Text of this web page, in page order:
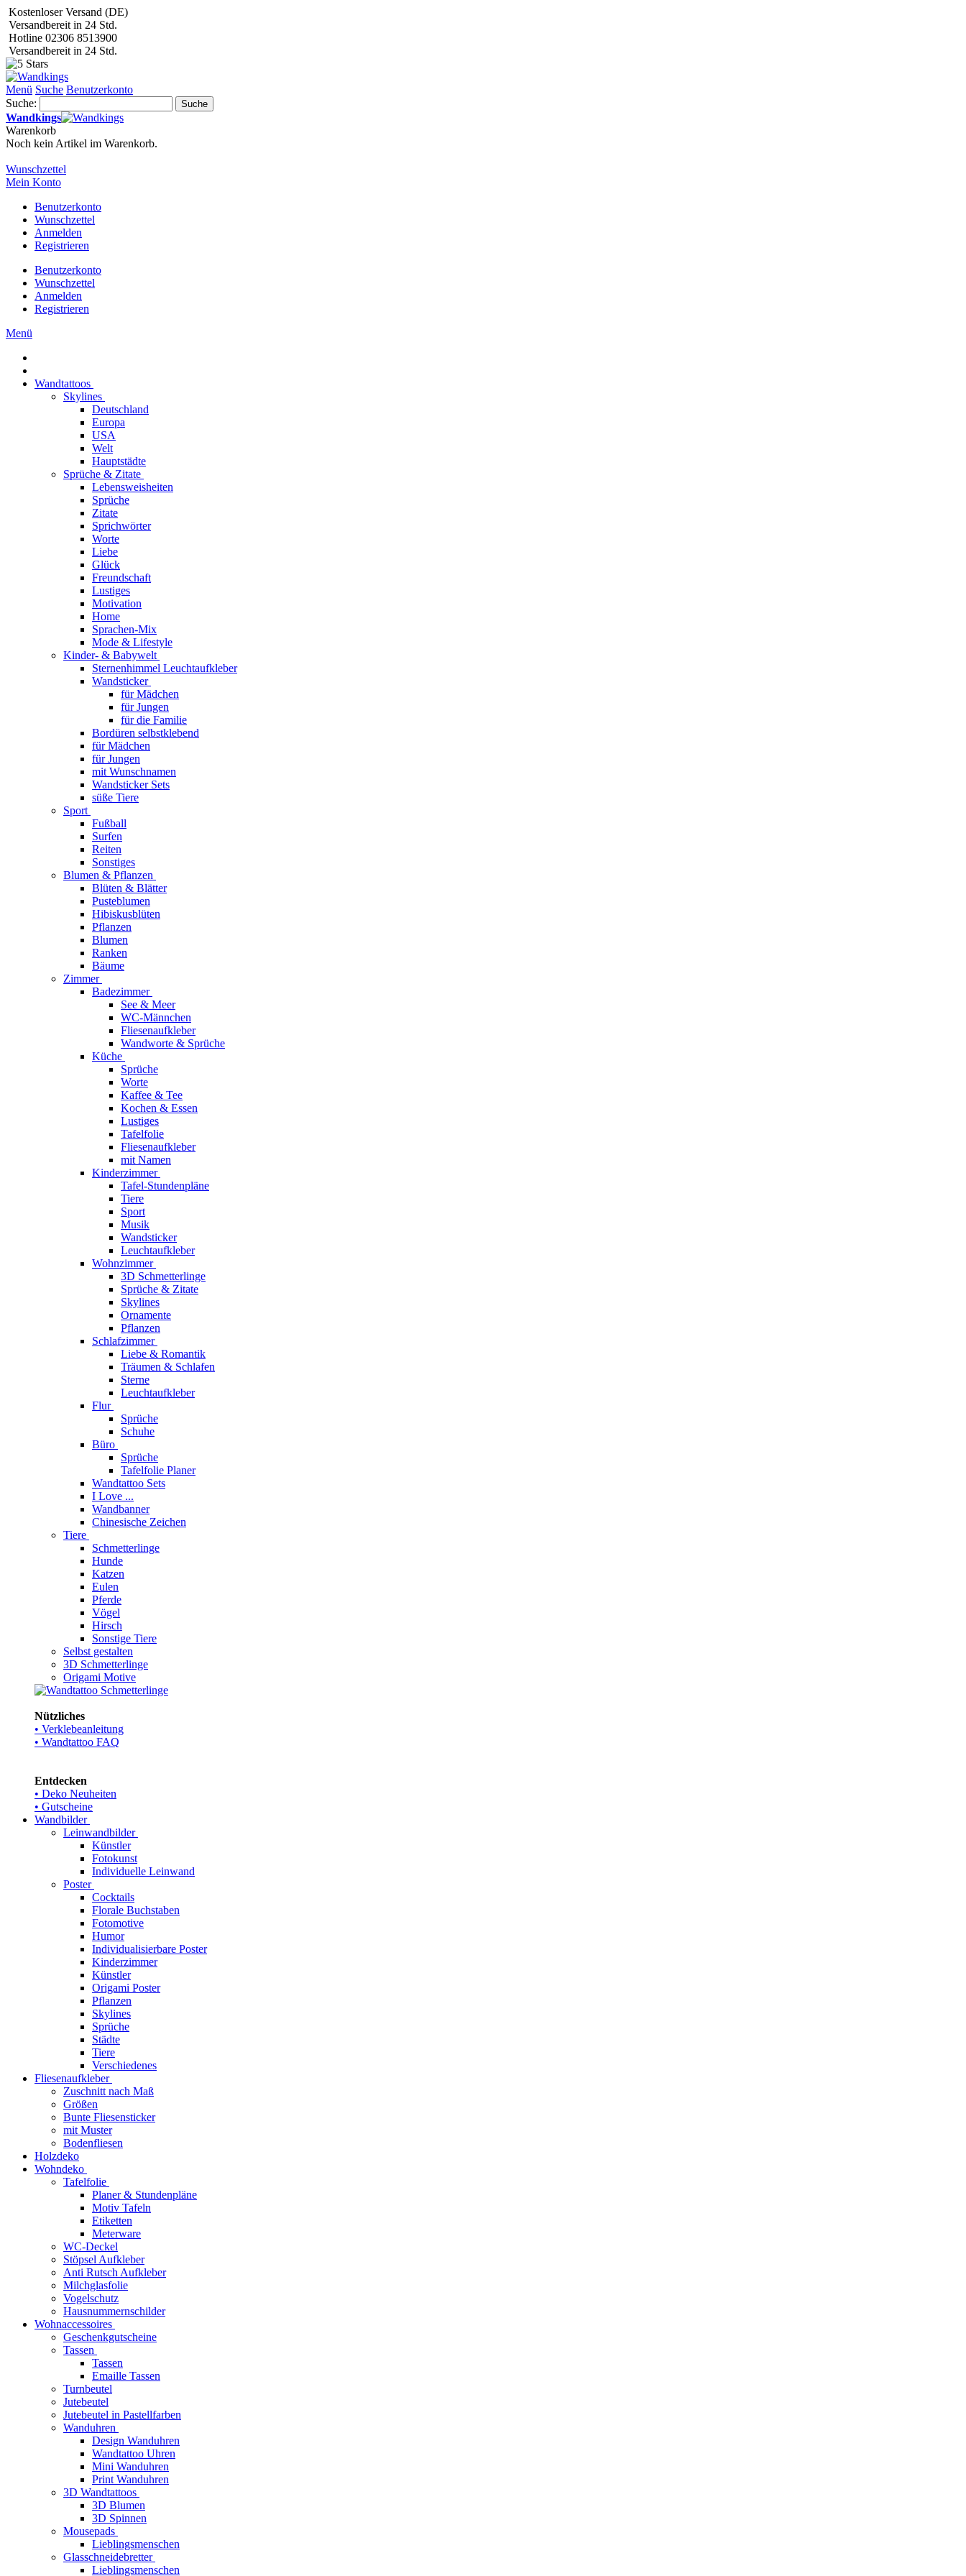
Kostenloser Versand (DE)
Versandbereit in 24 Std.
Hotline 02306 8513900
Versandbereit in 24 Std.
Menü Suche Benutzerkonto
Suche:
Suche
Wandkings
Warenkorb
Noch kein Artikel im Warenkorb.
Wunschzettel
Mein Konto
Benutzerkonto
Wunschzettel
Anmelden
Registrieren
Benutzerkonto
Wunschzettel
Anmelden
Registrieren
Menü
Wandtattoos
Skylines
Deutschland
Europa
USA
Welt
Hauptstädte
Sprüche & Zitate
Lebensweisheiten
Sprüche
Zitate
Sprichwörter
Worte
Liebe
Glück
Freundschaft
Lustiges
Motivation
Home
Sprachen-Mix
Mode & Lifestyle
Kinder- & Babywelt
Sternenhimmel Leuchtaufkleber
Wandsticker
für Mädchen
für Jungen
für die Familie
Bordüren selbstklebend
für Mädchen
für Jungen
mit Wunschnamen
Wandsticker Sets
süße Tiere
Sport
Fußball
Surfen
Reiten
Sonstiges
Blumen & Pflanzen
Blüten & Blätter
Pusteblumen
Hibiskusblüten
Pflanzen
Blumen
Ranken
Bäume
Zimmer
Badezimmer
See & Meer
WC-Männchen
Fliesenaufkleber
Wandworte & Sprüche
Küche
Sprüche
Worte
Kaffee & Tee
Kochen & Essen
Lustiges
Tafelfolie
Fliesenaufkleber
mit Namen
Kinderzimmer
Tafel-Stundenpläne
Tiere
Sport
Musik
Wandsticker
Leuchtaufkleber
Wohnzimmer
3D Schmetterlinge
Sprüche & Zitate
Skylines
Ornamente
Pflanzen
Schlafzimmer
Liebe & Romantik
Träumen & Schlafen
Sterne
Leuchtaufkleber
Flur
Sprüche
Schuhe
Büro
Sprüche
Tafelfolie Planer
Wandtattoo Sets
I Love ...
Wandbanner
Chinesische Zeichen
Tiere
Schmetterlinge
Hunde
Katzen
Eulen
Pferde
Vögel
Hirsch
Sonstige Tiere
Selbst gestalten
3D Schmetterlinge
Origami Motive
Nützliches
• Verklebeanleitung
• Wandtattoo FAQ
Entdecken
• Deko Neuheiten
• Gutscheine
Wandbilder
Leinwandbilder
Künstler
Fotokunst
Individuelle Leinwand
Poster
Cocktails
Florale Buchstaben
Fotomotive
Humor
Individualisierbare Poster
Kinderzimmer
Künstler
Origami Poster
Pflanzen
Skylines
Sprüche
Städte
Tiere
Verschiedenes
Fliesenaufkleber
Zuschnitt nach Maß
Größen
Bunte Fliesensticker
mit Muster
Bodenfliesen
Holzdeko
Wohndeko
Tafelfolie
Planer & Stundenpläne
Motiv Tafeln
Etiketten
Meterware
WC-Deckel
Stöpsel Aufkleber
Anti Rutsch Aufkleber
Milchglasfolie
Vogelschutz
Hausnummernschilder
Wohnaccessoires
Geschenkgutscheine
Tassen
Tassen
Emaille Tassen
Turnbeutel
Jutebeutel
Jutebeutel in Pastellfarben
Wanduhren
Design Wanduhren
Wandtattoo Uhren
Mini Wanduhren
Print Wanduhren
3D Wandtattoos
3D Blumen
3D Spinnen
Mousepads
Lieblingsmenschen
Glasschneidebretter
Lieblingsmenschen